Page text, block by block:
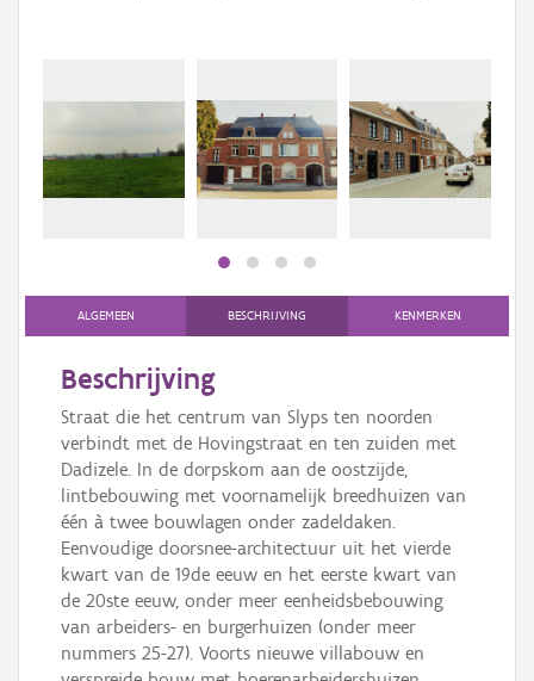
Persoon of collectief
AanmeldenALGEMEEN BESCHRIJVING KENMERKEN
Beschrijving
Straat die het centrum van Slyps ten noorden
verbindt met de Hovingstraat en ten zuiden met
Dadizele. In de dorpskom aan de oostzijde,
lintbebouwing met voornamelijk breedhuizen van
één à twee bouwlagen onder zadeldaken.
Eenvoudige doorsnee-architectuur uit het vierde
kwart van de 19de eeuw en het eerste kwart van
de 20ste eeuw, onder meer eenheidsbebouwing
van arbeiders- en burgerhuizen (onder meer
nummers 25-27). Voorts nieuwe villabouw en